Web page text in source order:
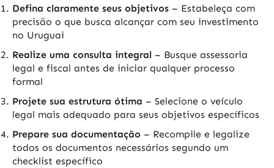
Defina claramente seus objetivos – Estabeleça com
precisão o que busca alcançar com seu investimento
no Uruguai
Realize uma consulta integral – Busque assessoria
legal e fiscal antes de iniciar qualquer processo
formal
Projete sua estrutura ótima – Selecione o veículo
legal mais adequado para seus objetivos específicos
Prepare sua documentação – Recompile e legalize
todos os documentos necessários segundo um
checklist específico